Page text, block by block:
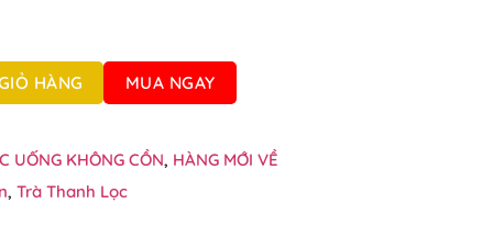
lon 310ml số lượng
HÀNG MUA NGAY
UỐNG KHÔNG CỒN, HÀNG MỚI VỀ
, Trà Thanh Lọc